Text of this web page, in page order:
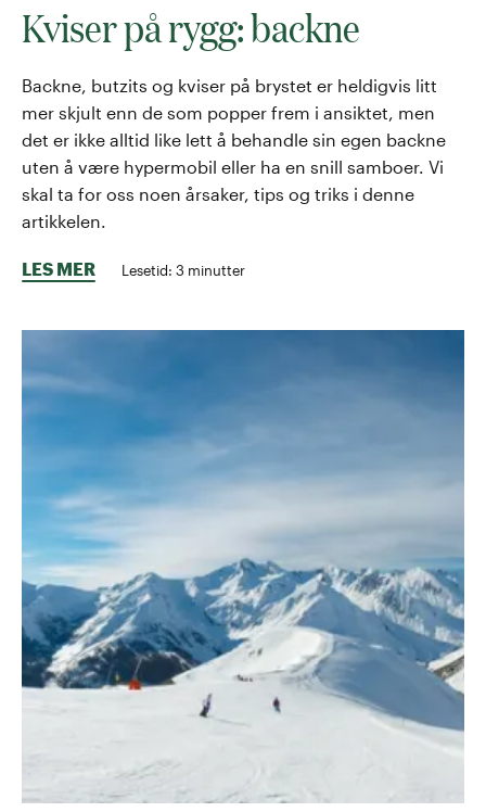
Kviser på rygg: backne
Backne, butzits og kviser på brystet er heldigvis litt
mer skjult enn de som popper frem i ansiktet, men
det er ikke alltid like lett å behandle sin egen backne
uten å være hypermobil eller ha en snill samboer. Vi
skal ta for oss noen årsaker, tips og triks i denne
artikkelen.
LES MER Lesetid: 3 minutter